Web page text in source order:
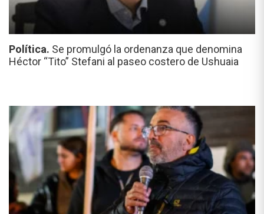
Política. Se promulgó la ordenanza que denomina
Héctor “Tito” Stefani al paseo costero de Ushuaia